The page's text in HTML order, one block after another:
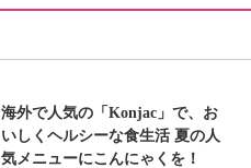
海外で人気の「Konjac」で、お
いしくヘルシーな食生活 夏の人
気メニューにこんにゃくを！